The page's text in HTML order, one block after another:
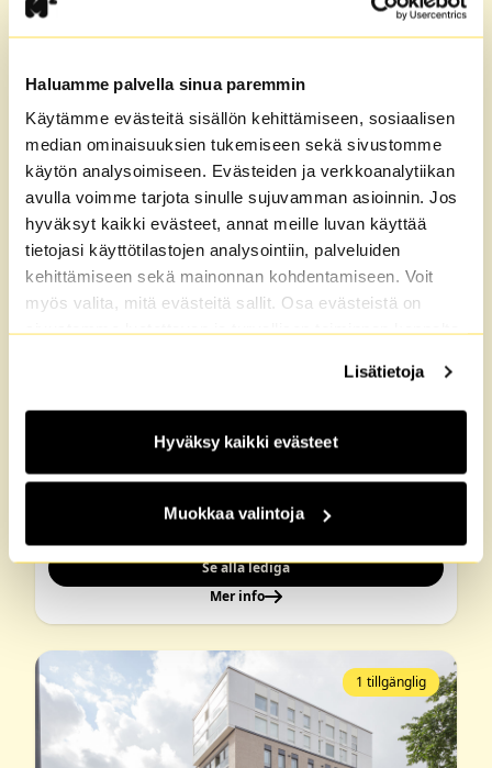
Haluamme palvella sinua paremmin
Käytämme evästeitä sisällön kehittämiseen, sosiaalisen
median ominaisuuksien tukemiseen sekä sivustomme
käytön analysoimiseen. Evästeiden ja verkkoanalytiikan
avulla voimme tarjota sinulle sujuvamman asioinnin. Jos
hyväksyt kaikki evästeet, annat meille luvan käyttää
tietojasi käyttötilastojen analysointiin, palveluiden
kehittämiseen sekä mainonnan kohdentamiseen. Voit
myös valita, mitä evästeitä sallit. Osa evästeistä on
sivustomme luotettavan ja turvallisen toiminnan kannalta
Lisätietoja
Hyväksy kaikki evästeet
Muokkaa valintoja
asunnot Olari, Espoo
2 taloa
1 tillgänglig
Keelkorvenkuja 3
25 - 61 m²
Se alla lediga
Mer info
1 tillgänglig